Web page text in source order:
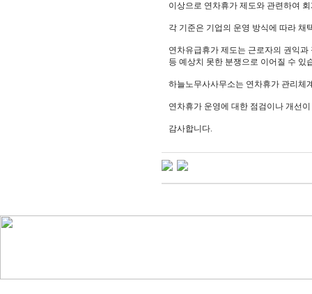
이상으로 연차휴가 제도와 관련하여
각 기준은 기업의 운영 방식에 따라 채
연차유급휴가 제도는 근로자의 권익
등 예상치 못한 분쟁으로 이어질 수 있
하늘노무사사무소는 연차휴가 관리체
연차휴가 운영에 대한 점검이나 개선
감사합니다.